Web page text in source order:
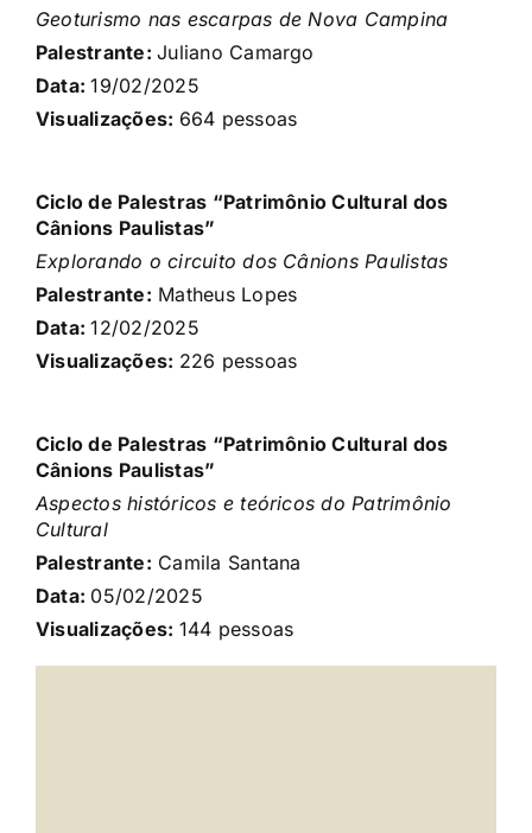
Geoturismo nas escarpas de Nova Campina
Palestrante:Juliano Camargo
Data:19/02/2025
Visualizações: 664 pessoas
Ciclo de Palestras “Patrimônio Cultural dos
Cânions Paulistas”
Explorando o circuito dos Cânions Paulistas
Palestrante: Matheus Lopes
Data:12/02/2025
Visualizações: 226 pessoas
Ciclo de Palestras “Patrimônio Cultural dos
Cânions Paulistas”
Aspectos históricos e teóricos do Patrimônio
Cultural
Palestrante: Camila Santana
Data: 05/02/2025
Visualizações: 144 pessoas